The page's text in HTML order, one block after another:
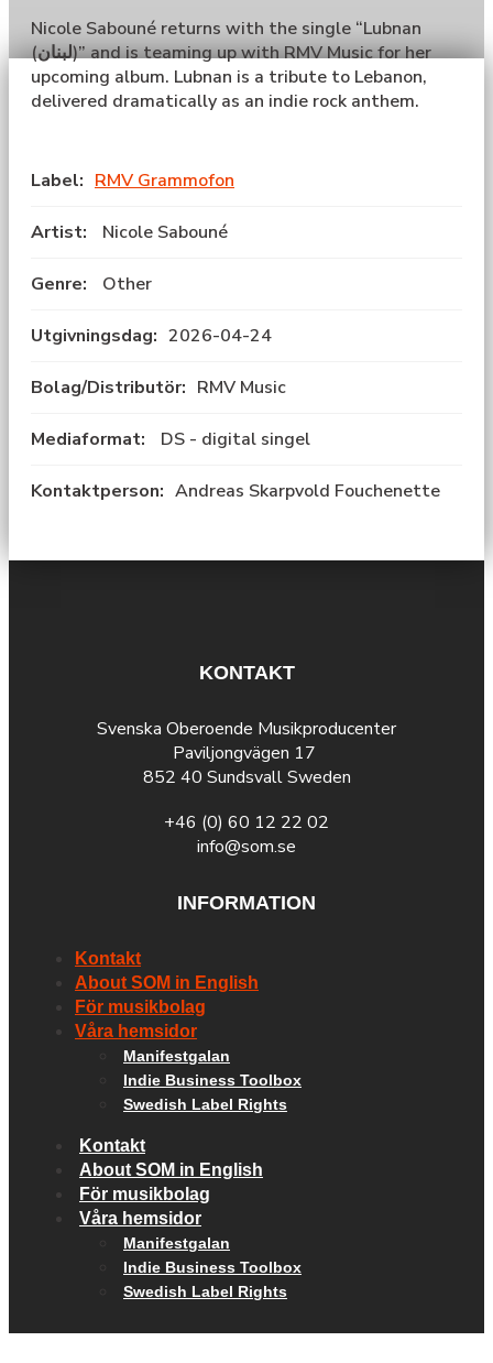
Nicole Sabouné returns with the single “Lubnan
(لبنان)” and is teaming up with RMV Music for her
upcoming album. Lubnan is a tribute to Lebanon,
delivered dramatically as an indie rock anthem.
Label: RMV Grammofon
Artist: Nicole Sabouné
Genre: Other
Utgivningsdag: 2026-04-24
Bolag/Distributör: RMV Music
Mediaformat: DS - digital singel
Kontaktperson: Andreas Skarpvold Fouchenette
KONTAKT
Svenska Oberoende Musikproducenter
Paviljongvägen 17
852 40 Sundsvall Sweden
+46 (0) 60 12 22 02
info@som.se
INFORMATION
Kontakt
About SOM in English
För musikbolag
Våra hemsidor
Manifestgalan
Indie Business Toolbox
Swedish Label Rights
Kontakt
About SOM in English
För musikbolag
Våra hemsidor
Manifestgalan
Indie Business Toolbox
Swedish Label Rights